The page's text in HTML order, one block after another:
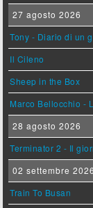
27 agosto 2026
Tony - Diario di un
Il Cileno
Sheep in the Box
Marco Bellocchio -
28 agosto 2026
Terminator 2 - Il
02 settembre 2026
Train To Busan